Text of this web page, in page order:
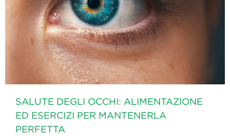
SALUTE DEGLI OCCHI: ALIMENTAZIONE
ED ESERCIZI PER MANTENERLA
PERFETTA